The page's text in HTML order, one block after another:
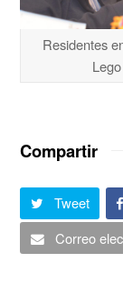
Residentes
Lego
Compartir
Tweet
Correo